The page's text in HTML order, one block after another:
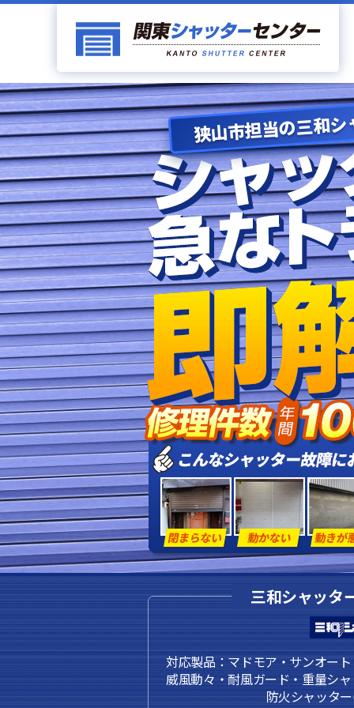
狭山市担当の三和
三和シャッタ
対応製品：マドモア・サンオー
威風動々・耐風ガード・重量シ
防火シャッタ